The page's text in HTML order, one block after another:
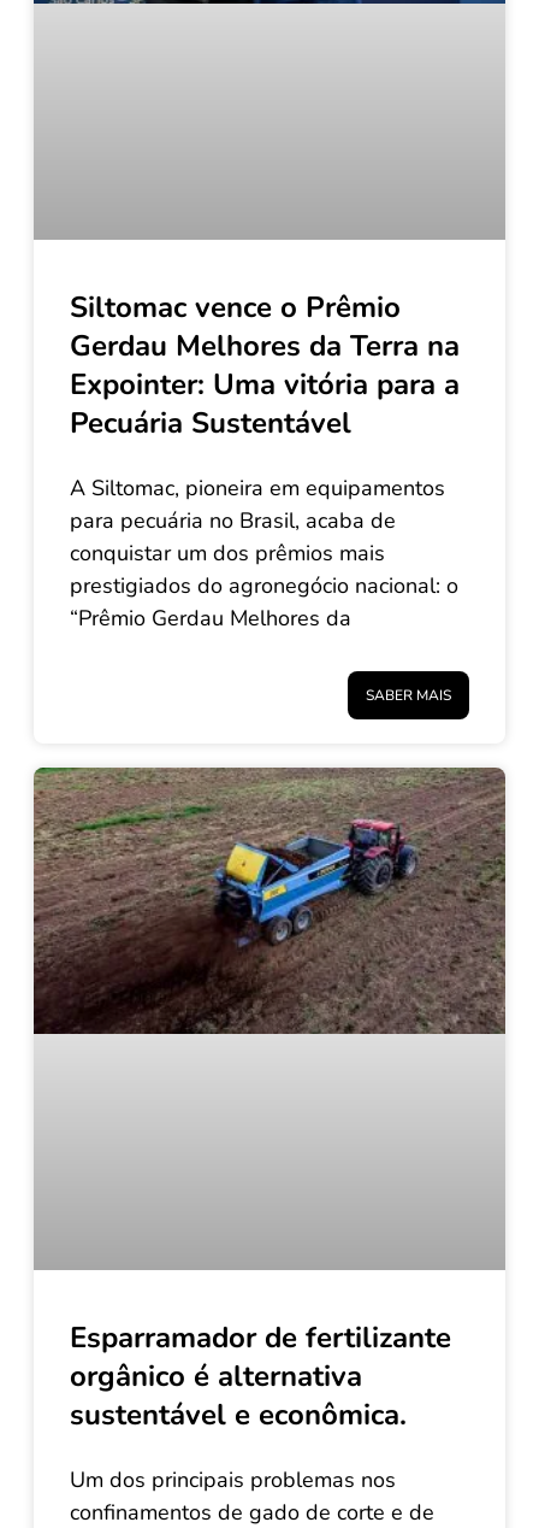
Siltomac vence o Prêmio
Gerdau Melhores da Terra na
Expointer: Uma vitória para a
Pecuária Sustentável
A Siltomac, pioneira em equipamentos
para pecuária no Brasil, acaba de
conquistar um dos prêmios mais
prestigiados do agronegócio nacional: o
“Prêmio Gerdau Melhores da
SABER MAIS
Esparramador de fertilizante
orgânico é alternativa
sustentável e econômica.
Um dos principais problemas nos
confinamentos de gado de corte e de